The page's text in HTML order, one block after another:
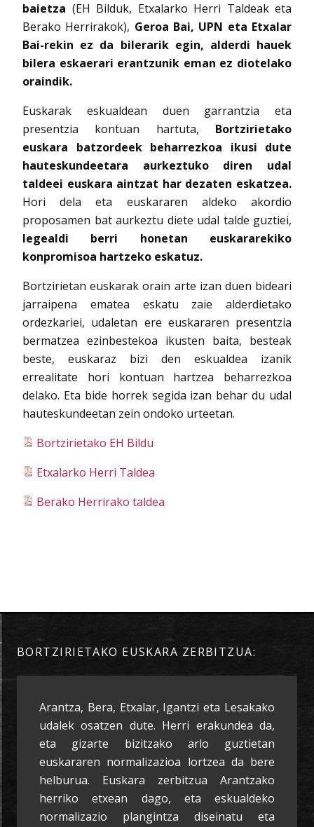
baietza (EH Bilduk, Etxalarko Herri Taldeak eta
Berako Herrirakok), Geroa Bai, UPN eta Etxalar
Bai-rekin ez da bilerarik egin, alderdi hauek
bilera eskaerari erantzunik eman ez diotelako
oraindik.
Euskarak eskualdean duen garrantzia eta
presentzia kontuan hartuta, Bortzirietako
euskara batzordeek beharrezkoa ikusi dute
hauteskundeetara aurkeztuko diren udal
taldeei euskara aintzat har dezaten eskatzea.
Hori dela eta euskararen aldeko akordio
proposamen bat aurkeztu diete udal talde guztiei,
legealdi berri honetan euskararekiko
konpromisoa hartzeko eskatuz.
Bortzirietan euskarak orain arte izan duen bideari
jarraipena ematea eskatu zaie alderdietako
ordezkariei, udaletan ere euskararen presentzia
bermatzea ezinbestekoa ikusten baita, besteak
beste, euskaraz bizi den eskualdea izanik
errealitate hori kontuan hartzea beharrezkoa
delako. Eta bide horrek segida izan behar du udal
hauteskundeetan zein ondoko urteetan.
Bortzirietako EH Bildu
Etxalarko Herri Taldea
Berako Herrirako taldea
BORTZIRIETAKO EUSKARA ZERBITZUA:
Arantza, Bera, Etxalar, Igantzi eta Lesakako
udalek osatzen dute. Herri erakundea da,
eta gizarte bizitzako arlo guztietan
euskararen normalizazioa lortzea da bere
helburua. Euskara zerbitzua Arantzako
herriko etxean dago, eta eskualdeko
normalizazio plangintza diseinatu eta